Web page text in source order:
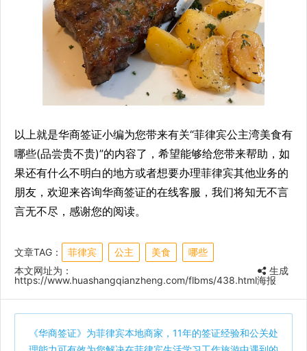
以上就是华商签证小编为您带来有关“菲律宾公主湾美食有
哪些(品尝贵不贵)”的内容了，希望能够给您带来帮助，如
果还有什么不明白的地方或者想要办理菲律宾其他业务的
朋友，欢迎来咨询华商签证的在线客服，我们将知无不言
言无不尽，感谢您的阅读。
文章TAG： 菲律宾 公主 美食
哪些
本文网址为：
https://www.huashangqianzheng.com/flbms/438.html
生成
海报
《华商签证》为菲律宾本地商家，11年的签证经验和公关处